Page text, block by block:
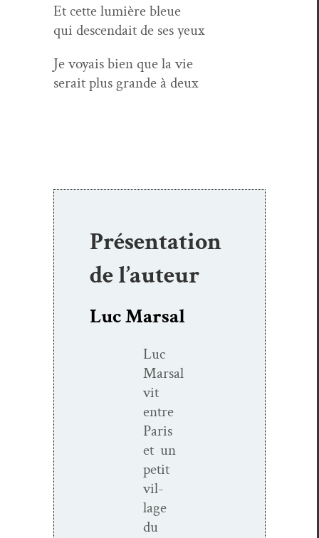
Et cette lumière bleue
qui descendait de ses yeux
Je voy­ais bien que la vie
serait plus grande à deux
Présentation
de l’auteur
Luc Marsal
Luc
Marsal
vit
entre
Paris
et un
petit
vil­
lage
du